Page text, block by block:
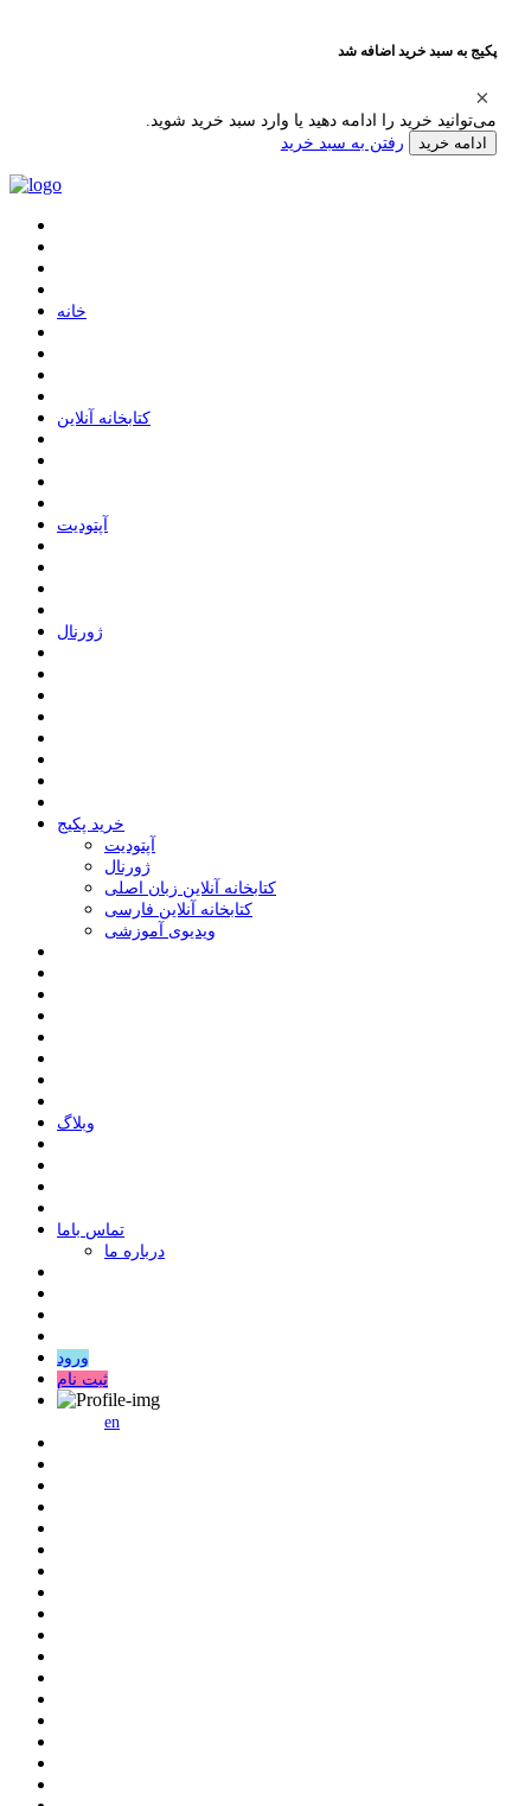
پکیج به سبد خرید اضافه شد
می‌توانید خرید را ادامه دهید یا وارد سبد خرید شوید.
ادامه خرید رفتن به سبد خرید
ﺧﺎﻧﻪ
ﮐﺘﺎﺑﺨﺎﻧﻪ ﺁﻧﻼﯾﻦ
ﺁﭘﺘﻮﺩﯾﺖ
ﮊﻭﺭﻧﺎﻝ
خرید پکیج
ﺁﭘﺘﻮﺩﯾﺖ
ﮊﻭﺭﻧﺎﻝ
کتابخانه آنلاین زبان اصلی
کتابخانه آنلاین فارسی
ویدیوی آموزشی
وبلاگ
ﺗﻤﺎﺱ ﺑﺎﻣﺎ
درباره ما
ورود
ثبت نام
en